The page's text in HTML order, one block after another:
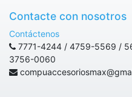
Contacte con nosotros
Contáctenos
7771-4244 / 4759-5569 /
3756-0060